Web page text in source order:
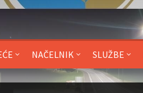
NAČELNIK SLUŽBE